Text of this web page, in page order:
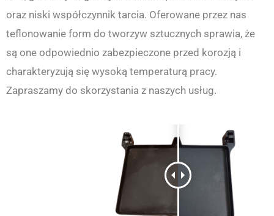
oraz niski współczynnik tarcia. Oferowane przez nas
teflonowanie form do tworzyw sztucznych sprawia, że
są one odpowiednio zabezpieczone przed korozją i
charakteryzują się wysoką temperaturą pracy.
Zapraszamy do skorzystania z naszych usług.